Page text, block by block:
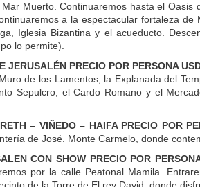
Muerto. Continuaremos hasta el
a la espectacular fortaleza
Iglesia Bizantina y el acueducto.
lo permite).
JERUSALÉN PRECIO POR PERSONA
de los Lamentos, la Explanada del
Sepulcro; el Cardo Romano y el
– VIÑEDO – HAIFA PRECIO POR
de José. Monte Carmelo, donde
CON SHOW PRECIO POR
por la calle Peatonal Mamila.